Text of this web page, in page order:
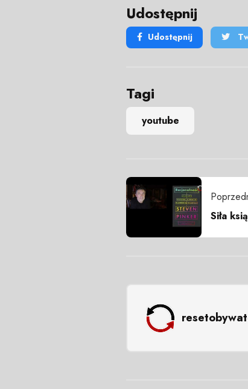
Udostępnij
Udostępnij
Tagi
youtube
Siła